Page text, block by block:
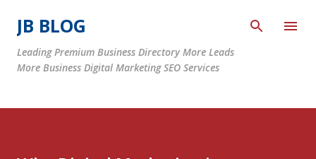
JB BLOG
Leading Premium Business Directory More Leads
More Business Digital Marketing SEO Services